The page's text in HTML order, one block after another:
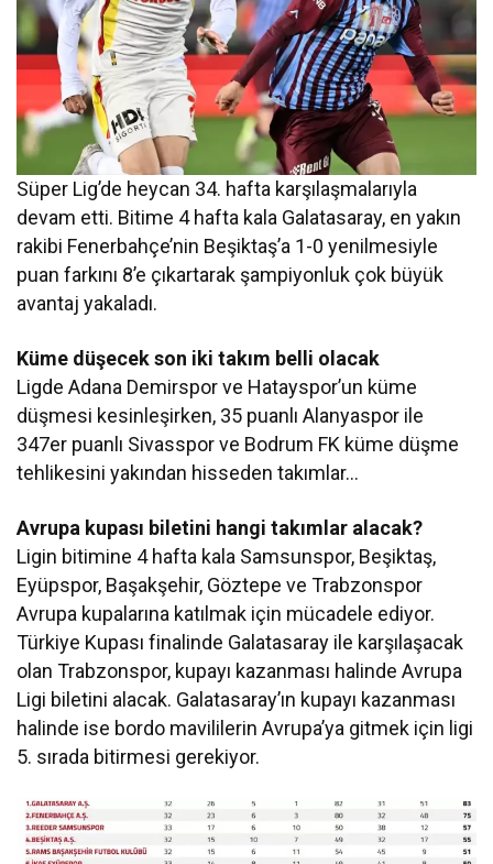
Süper Lig’de heycan 34. hafta karşılaşmalarıyla
devam etti. Bitime 4 hafta kala Galatasaray, en yakın
rakibi Fenerbahçe’nin Beşiktaş’a 1-0 yenilmesiyle
puan farkını 8’e çıkartarak şampiyonluk çok büyük
avantaj yakaladı.
Küme düşecek son iki takım belli olacak
Ligde Adana Demirspor ve Hatayspor’un küme
düşmesi kesinleşirken, 35 puanlı Alanyaspor ile
347er puanlı Sivasspor ve Bodrum FK küme düşme
tehlikesini yakından hisseden takımlar…
Avrupa kupası biletini hangi takımlar alacak?
Ligin bitimine 4 hafta kala Samsunspor, Beşiktaş,
Eyüpspor, Başakşehir, Göztepe ve Trabzonspor
Avrupa kupalarına katılmak için mücadele ediyor.
Türkiye Kupası finalinde Galatasaray ile karşılaşacak
olan Trabzonspor, kupayı kazanması halinde Avrupa
Ligi biletini alacak. Galatasaray’ın kupayı kazanması
halinde ise bordo mavililerin Avrupa’ya gitmek için ligi
5. sırada bitirmesi gerekiyor.